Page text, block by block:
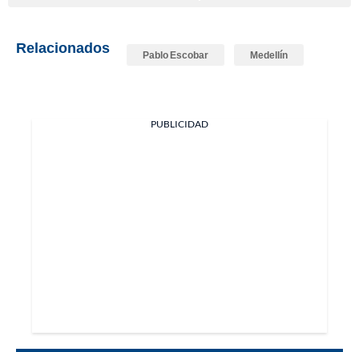
Relacionados Pablo Escobar Medellín
PUBLICIDAD